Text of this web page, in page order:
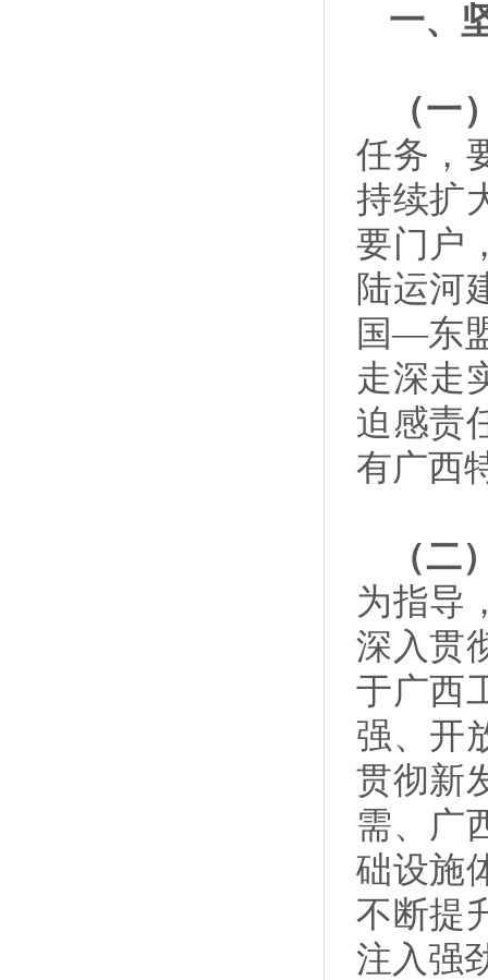
一、
（一
任务，
持续扩
要门户
陆运河
国—东
走深走
迫感责
有广西
（二
为指导
深入贯
于广西
强、开
贯彻新
需、广
础设施
不断提
注入强